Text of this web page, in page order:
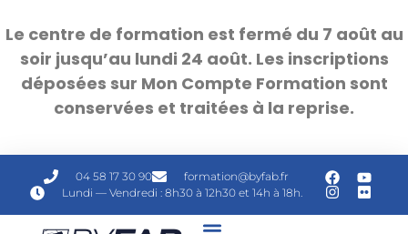
Le centre de formation est fermé du 7 août au
soir jusqu’au lundi 24 août. Les inscriptions
déposées sur Mon Compte Formation sont
conservées et traitées à la reprise.
04 58 17 30 90
formation@byfab.fr
Lundi — Vendredi : 8h30 à 12h30 et 14h à 18h.